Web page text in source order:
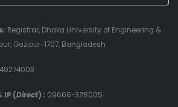
Registrar, Dhaka University of Engineering &
Gazipur-1707, Bangladesh
IP (Direct) : 09666-328005